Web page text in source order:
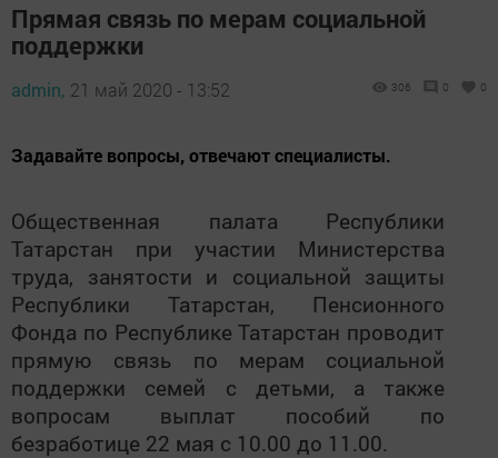
Прямая связь по мерам социальной
поддержки
admin, 21 май 2020 - 13:52 306 0 0
Задавайте вопросы, отвечают специалисты.
Общественная палата Республики
Татарстан при участии Министерства
труда, занятости и социальной защиты
Республики Татарстан, Пенсионного
Фонда по Республике Татарстан проводит
прямую связь по мерам социальной
поддержки семей с детьми, а также
вопросам выплат пособий по
безработице 22 мая с 10.00 до 11.00.